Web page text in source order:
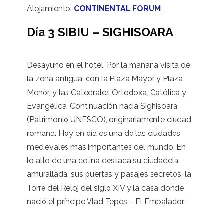
Alojamiento: CONTINENTAL FORUM
Día 3 SIBIU – SIGHISOARA
Desayuno en el hotel. Por la mañana visita de
la zona antigua, con la Plaza Mayor y Plaza
Menor, y las Catedrales Ortodoxa, Católica y
Evangélica. Continuación hacia Sighisoara
(Patrimonio UNESCO), originariamente ciudad
romana. Hoy en día es una de las ciudades
medievales más importantes del mundo. En
lo alto de una colina destaca su ciudadela
amurallada, sus puertas y pasajes secretos, la
Torre del Reloj del siglo XIV y la casa donde
nació el príncipe Vlad Tepes – El Empalador.